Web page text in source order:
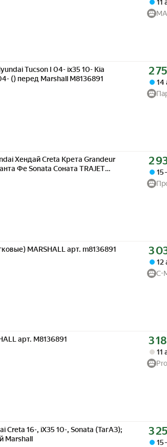
11
Tucson I 04- ix35 10- Kia
() перед Marshall M8136891
Цена
2
14
Хендай Creta Крета Grandeur
Фе Sonata Соната TRAJET
5172038110 передний
Цена
2
15
MARSHALL арт. m8136891 Цена
3
12
C-
арт. M8136891 Цена
3
11
Creta 16-, iX35 10-, Sonata (ТагАЗ);
Marshall
Цена
3
15